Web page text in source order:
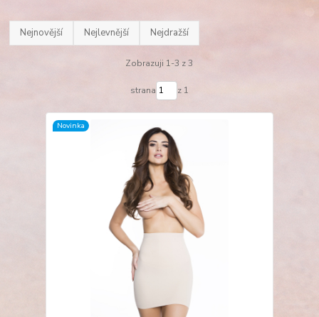
Nejnovější Nejlevnější Nejdražší
Zobrazuji 1-3 z 3
strana z 1
Novinka